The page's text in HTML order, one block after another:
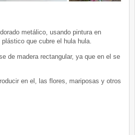
metálico, usando pintura en
que cubre el hula hula.
de madera rectangular, ya que en el se
en el, las flores, mariposas y otros